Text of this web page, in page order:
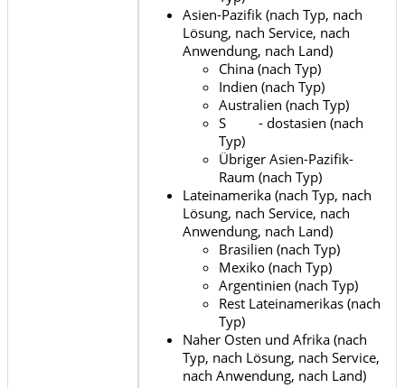
Asien-Pazifik (nach Typ, nach
Lösung, nach Service, nach
Anwendung, nach Land)
China (nach Typ)
Indien (nach Typ)
Australien (nach Typ)
S - dostasien (nach
Typ)
Übriger Asien-Pazifik-
Raum (nach Typ)
Lateinamerika (nach Typ, nach
Lösung, nach Service, nach
Anwendung, nach Land)
Brasilien (nach Typ)
Mexiko (nach Typ)
Argentinien (nach Typ)
Rest Lateinamerikas (nach
Typ)
Naher Osten und Afrika (nach
Typ, nach Lösung, nach Service,
nach Anwendung, nach Land)